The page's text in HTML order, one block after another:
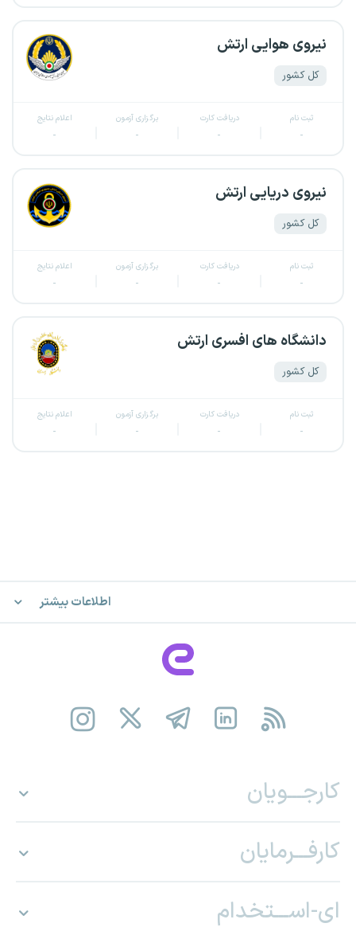
نیروی هوایی ارتش
کل کشور
ثبت نام
-
دریافت کارت
-
برگزاری آزمون
-
اعلام نتایج
-
نیروی دریایی ارتش
کل کشور
ثبت نام
-
دریافت کارت
-
برگزاری آزمون
-
اعلام نتایج
-
دانشگاه های افسری ارتش
کل کشور
ثبت نام
-
دریافت کارت
-
برگزاری آزمون
-
اعلام نتایج
-
اطلاعات بیشتر
کارجـــویان
کارفـــرمایان
ای-اســـتخدام